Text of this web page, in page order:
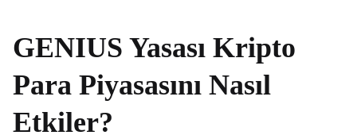
GENIUS Yasası Kripto
Para Piyasasını Nasıl
Etkiler?